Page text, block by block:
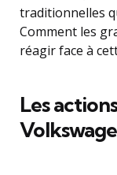
traditionnelles
Comment les
réagir face à
Les